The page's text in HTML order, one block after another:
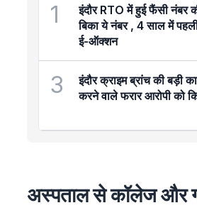
1
इंदौर RTO में हुई फैंसी नंबर
बिका ये नंबर , 4 साल में
ई-ऑक्शन
3
इंदौर क्राइम ब्रांच की बड़ी
करने वाले फरार आरोपी को
अस्पताल से कॉलेज और